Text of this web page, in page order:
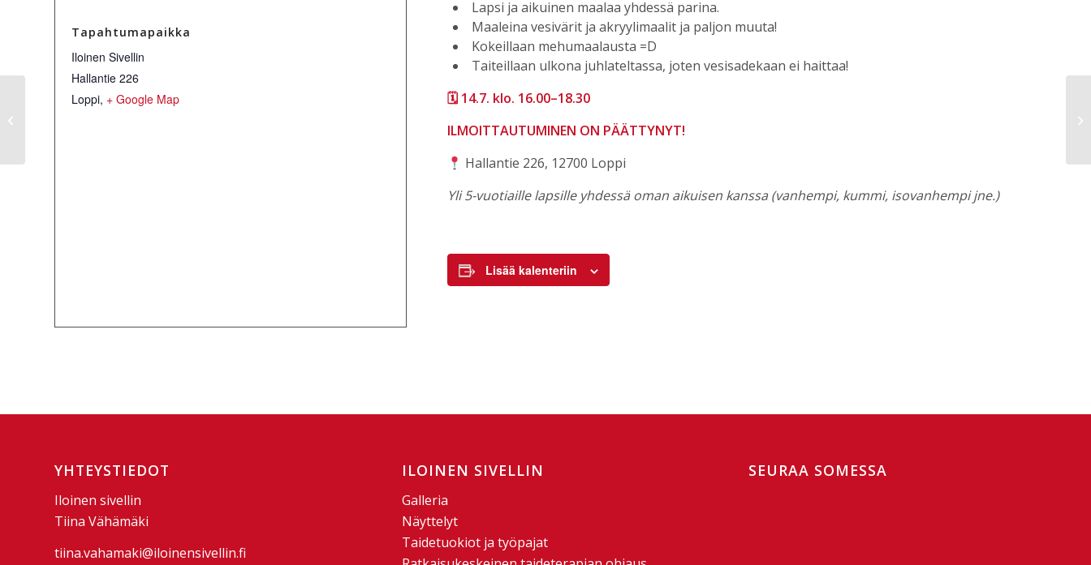
Lapsi ja aikuinen maalaa yhdessä parina.
Maaleina vesivärit ja akryylimaalit ja paljon muuta!
Kokeillaan mehumaalausta =D
Taiteillaan ulkona juhlateltassa, joten vesisadekaan ei haittaa!
🗓️ 14.7. klo. 16.00–18.30
ILMOITTAUTUMINEN ON PÄÄTTYNYT!
Hallantie 226, 12700 Loppi
Yli 5-vuotiaille lapsille yhdessä oman aikuisen kanssa (vanhempi, kummi, isovanhempi jne.)
Lisää kalenteriin
Tapahtumapaikka
Iloinen Sivellin
Hallantie 226
Loppi, + Google Map
YHTEYSTIEDOT
Iloinen sivellin
Tiina Vähämäki
tiina.vahamaki@iloinensivellin.fi
ILOINEN SIVELLIN
Galleria
Näyttelyt
Taidetuokiot ja työpajat
SEURAA SOMESSA
Haaveista totta -